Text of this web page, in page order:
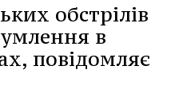
обстрілів
в
повідомляє